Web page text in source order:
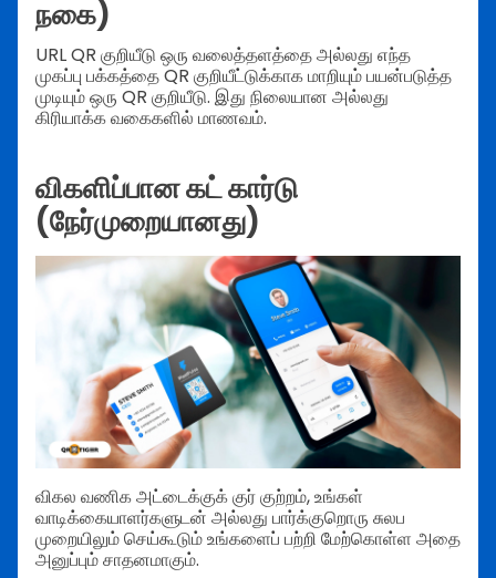
நகை)
URL QR குறியீடு ஒரு வலைத்தளத்தை அல்லது எந்த
முகப்பு பக்கத்தை QR குறியீட்டுக்காக மாறியும் பயன்படுத்த
முடியும் ஒரு QR குறியீடு. இது நிலையான அல்லது
கிரியாக்க வகைகளில் மாணவம்.
விகளிப்பான கட் கார்டு
(நேர்முறையானது)
விகல வணிக அட்டைக்குக் குர் குற்றம், உங்கள்
வாடிக்கையாளர்களுடன் அல்லது பார்க்குறொரு சுலப
முறையிலும் செய்கூடும் உங்களைப் பற்றி மேற்கொள்ள அதை
அனுப்பும் சாதனமாகும்.